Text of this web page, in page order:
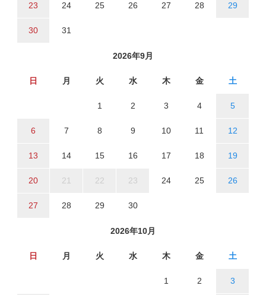
23 24 25 26 27 28 29
30 31
2026年9月
日 月 火 水 木 金 土
1 2 3 4 5
6 7 8 9 10 11 12
13 14 15 16 17 18 19
20 21 22 23 24 25 26
27 28 29 30
2026年10月
日 月 火 水 木 金 土
1 2 3